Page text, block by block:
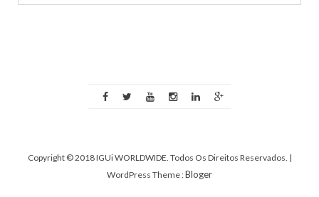
Copyright © 2018 IGUi WORLDWIDE. Todos Os Direitos Reservados. |
WordPress Theme :Bloger